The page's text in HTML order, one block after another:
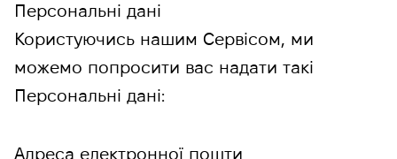
Персональні дані
Користуючись нашим Сервісом, ми
можемо попросити вас надати такі
Персональні дані:
Адреса електронної пошти